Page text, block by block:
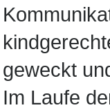
geweckt
Im Laufe